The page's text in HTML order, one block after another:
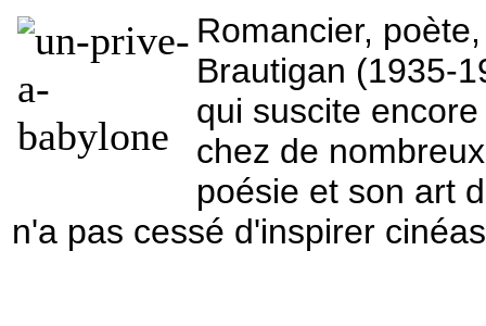
Romancier,
Brautigan (1935-
qui suscite
chez de
poésie et son art
n'a pas cessé d'inspirer